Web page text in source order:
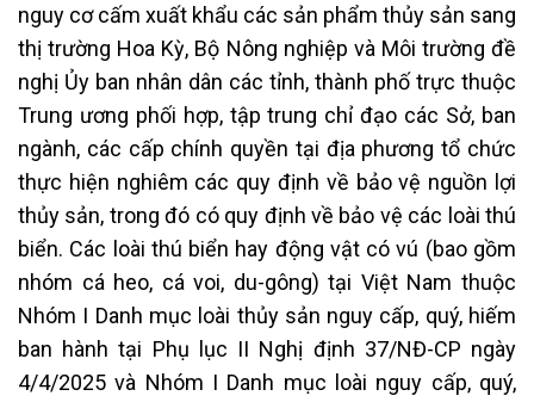
nguy cơ cấm xuất khẩu các sản phẩm thủy sản sang
thị trường Hoa Kỳ, Bộ Nông nghiệp và Môi trường đề
nghị Ủy ban nhân dân các tỉnh, thành phố trực thuộc
Trung ương phối hợp, tập trung chỉ đạo các Sở, ban
ngành, các cấp chính quyền tại địa phương tổ chức
thực hiện nghiêm các quy định về bảo vệ nguồn lợi
thủy sản, trong đó có quy định về bảo vệ các loài thú
biển. Các loài thú biển hay động vật có vú (bao gồm
nhóm cá heo, cá voi, du-gông) tại Việt Nam thuộc
Nhóm I Danh mục loài thủy sản nguy cấp, quý, hiếm
ban hành tại Phụ lục II Nghị định 37/NĐ-CP ngày
4/4/2025 và Nhóm I Danh mục loài nguy cấp, quý,